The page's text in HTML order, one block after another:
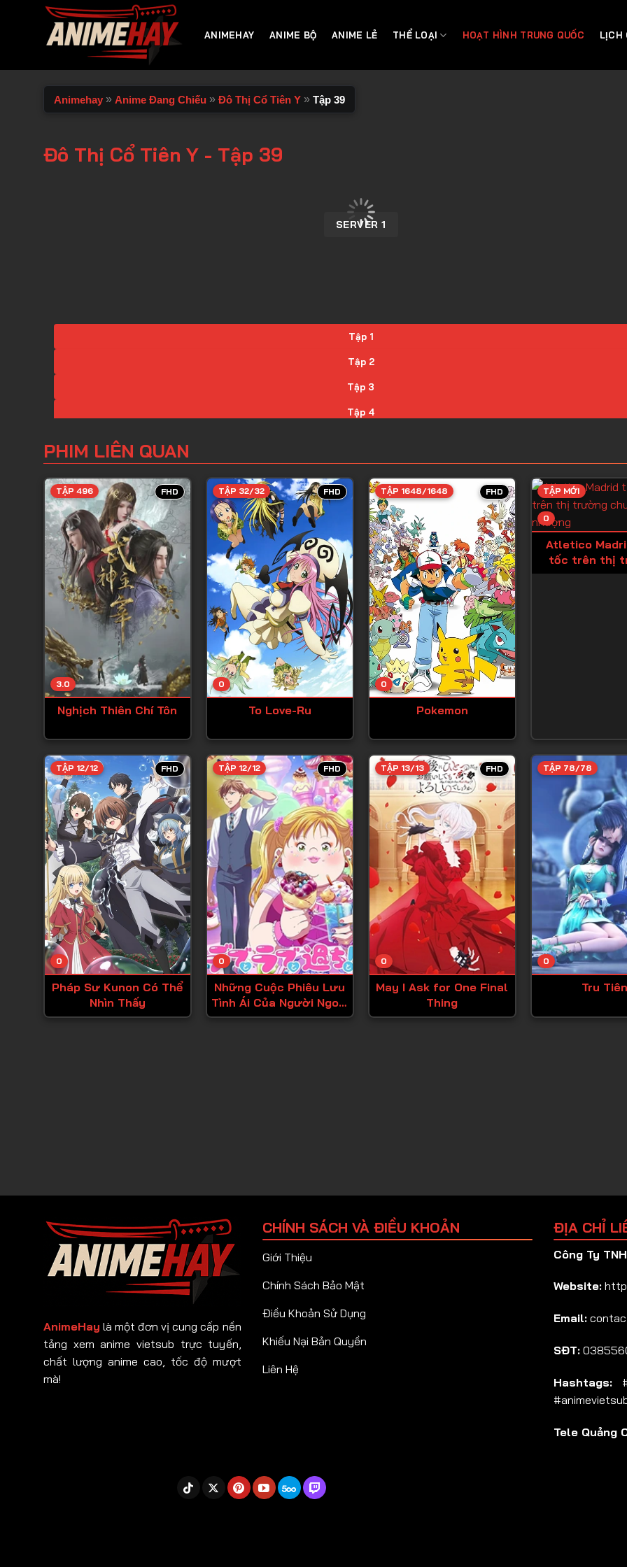
ANIMEHAY ANIME BỘ ANIME LẺ THỂ LOẠI HOẠT HÌNH TRUNG QUỐC LỊCH
Animehay » Anime Đang Chiếu » Đô Thị Cổ Tiên Y » Tập 39
Đô Thị Cổ Tiên Y - Tập 39
SERVER 1
Tập 1
Tập 2
Tập 3
Tập 4
Tập 6
Tập 7
Tập 8
Tập 9
Tập 10
Tập 11
Tập 12
Tập 13
Tập 14
Tập 15
Tập 17
Tập 18
Tập 19
Tập 20
Tập 21
Tập 22
Tập 23
Tập 24
Tập 25
Tập 26
Tập 27
Tập 28
Tập 36
Tập 37
Tập 39
Tập 40
Tập 41
PHIM LIÊN QUAN
FHD
3.0
TẬP 496
Nghịch Thiên Chí Tôn
FHD
0
TẬP 32/32
To Love-Ru
FHD
0
TẬP 1648/1648
Pokemon
0
TẬP MỚI
Atletico
tốc trên thị
chuyển
FHD
0
TẬP 12/12
Pháp Sư Kunon Có Thể
Nhìn Thấy
FHD
0
TẬP 12/12
Những Cuộc Phiêu Lưu
Tình Ái Của Người Ngoại
Cỡ!
FHD
0
TẬP 13/13
May I Ask for One Final
Thing
0
TẬP 78/78
Tru Tiên
AnimeHay là một đơn vị cung cấp nền
tảng xem anime vietsub trực tuyến,
chất lượng anime cao, tốc độ mượt
mà!
CHÍNH SÁCH VÀ ĐIỀU KHOẢN
Giới Thiệu
Chính Sách Bảo Mật
Điều Khoản Sử Dụng
Khiếu Nại Bản Quyền
Liên Hệ
ĐỊA CHỈ
Công Ty
Website:
Email:
SĐT:
Hashtags:
Tele Quảng